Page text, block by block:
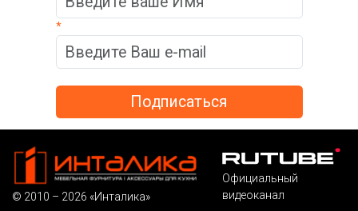
*
© 2010 – 2026 «Инталика»
Официальный
видеоканал